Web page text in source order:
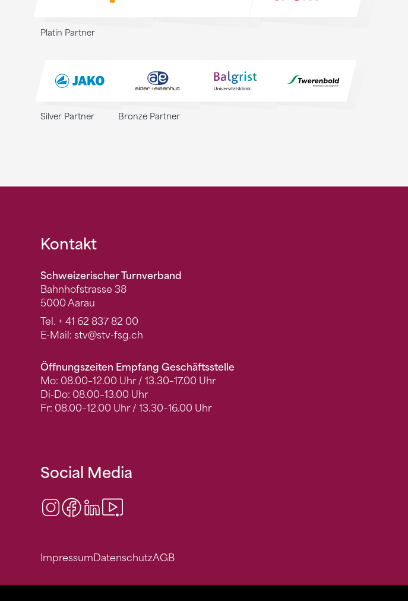
Platin Partner
Silver Partner Bronze Partner
Fusszeile
Kontakt
Schweizerischer Turnverband
Bahnhofstrasse 38
5000 Aarau
Tel. + 41 62 837 82 00
E-Mail: stv@stv-fsg.ch
Öffnungszeiten Empfang Geschäftsstelle
Mo: 08.00–12.00 Uhr / 13.30–17.00 Uhr
Di-Do: 08.00–13.00 Uhr
Fr: 08.00–12.00 Uhr / 13.30–16.00 Uhr
Social Media
Instagram
Facebook
LinkedIn
ImpressumDatenschutzAGB